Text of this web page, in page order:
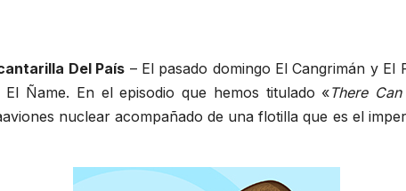
Del País – El pasado domingo El Cangrimán y
Ñame. En el episodio que hemos titulado «There
nuclear acompañado de una flotilla que es el